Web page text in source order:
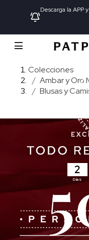
Descarga la APP
Colecciones
Ambar y Oro
Blusas y
2
Días